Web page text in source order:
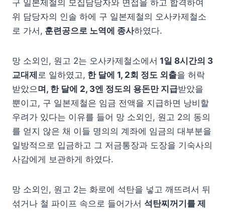
구 일본제철의 모집담당자와 면접을 하고 합격하여
위 담당자의 인솔 하에 구 일본제철의 오사카제철소
로 가서, 훈련공으로 노역에 종사하였다.
망 소외인, 원고 2는 오사카제철소에서 1일 8시간의 3
교대제 로 일하였고, 한 달에 1, 2회 정도 외출을 허락
받았으며, 한 달에 2, 3엔 정도의 용돈만 지급받았을
뿐이고, 구 일본제철은 임금 전액을 지급하면 낭비할
우려가 있다는 이유를 들어 망 소외인, 원고 2의 동의
를 얻지 않은 채 이들 명의의 계좌에 임금의 대부분을
일방적으로 입금하고 그 저금통장과 도장을 기숙사의
사감에게 보관하게 하였다.
망 소외인, 원고 2는 화로에 석탄을 넣고 깨뜨려서 뒤
섞거나 철 파이프 속으로 들어가서 석탄찌꺼기를 제